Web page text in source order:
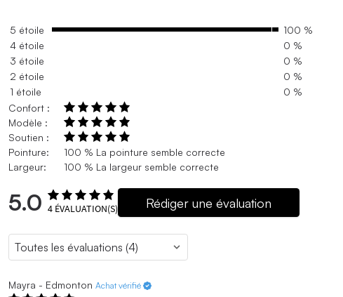
5 étoile
100 %
4 étoile
0 %
3 étoile
0 %
2 étoile
0 %
1 étoile
0 %
Confort :
Modèle :
Soutien :
Pointure:
100 % La pointure semble correcte
Largeur:
100 % La largeur semble correcte
5.0 4 ÉVALUATION(S) Rédiger une évaluation
Mayra - Edmonton Achat vérifié